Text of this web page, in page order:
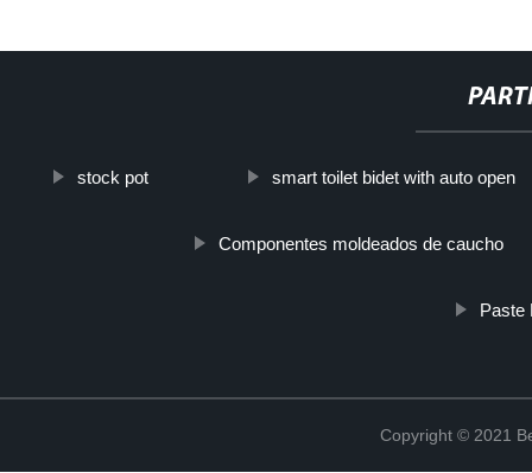
stock pot smart toilet bidet with auto open
Componentes moldeados de caucho
Paste
Copyright © 2021